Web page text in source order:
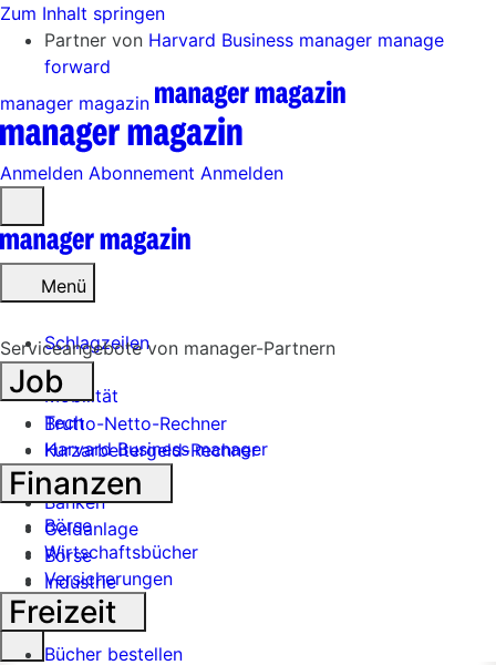
Zum Inhalt springen
Partner von Harvard Business manager manage
forward
manager magazin
Anmelden Abonnement Anmelden
öffnen
Menü
Schlagzeilen
Mobilität
Tech
Harvard Business manager
Handel
Banken
Geldanlage
Börse
Industrie
Suche
Serviceangebote von manager-Partnern
Job
Brutto-Netto-Rechner
Kurzarbeitergeld-Rechner
Finanzen
Börse
Wirtschaftsbücher
Versicherungen
Freizeit
Bücher bestellen